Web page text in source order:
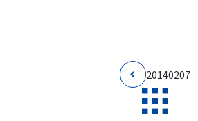
20140207